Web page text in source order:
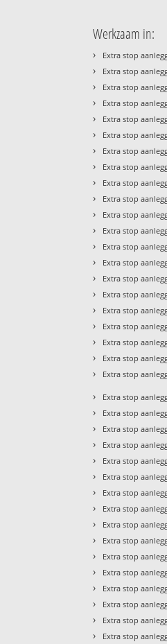
Werkzaam in:
› Extra stop
› Extra stop
› Extra stop
› Extra stop
› Extra stop
› Extra stop
› Extra stop
› Extra stop
› Extra stop
› Extra stop
› Extra stop
› Extra stop
› Extra stop
› Extra stop
› Extra stop
› Extra stop
› Extra stop
› Extra stop
› Extra stop
› Extra stop
› Extra stop
› Extra stop
› Extra stop
› Extra stop
› Extra stop
› Extra stop
› Extra stop
› Extra stop
› Extra stop
› Extra stop
› Extra stop
› Extra stop
› Extra stop
› Extra stop
› Extra stop
› Extra stop
› Extra stop